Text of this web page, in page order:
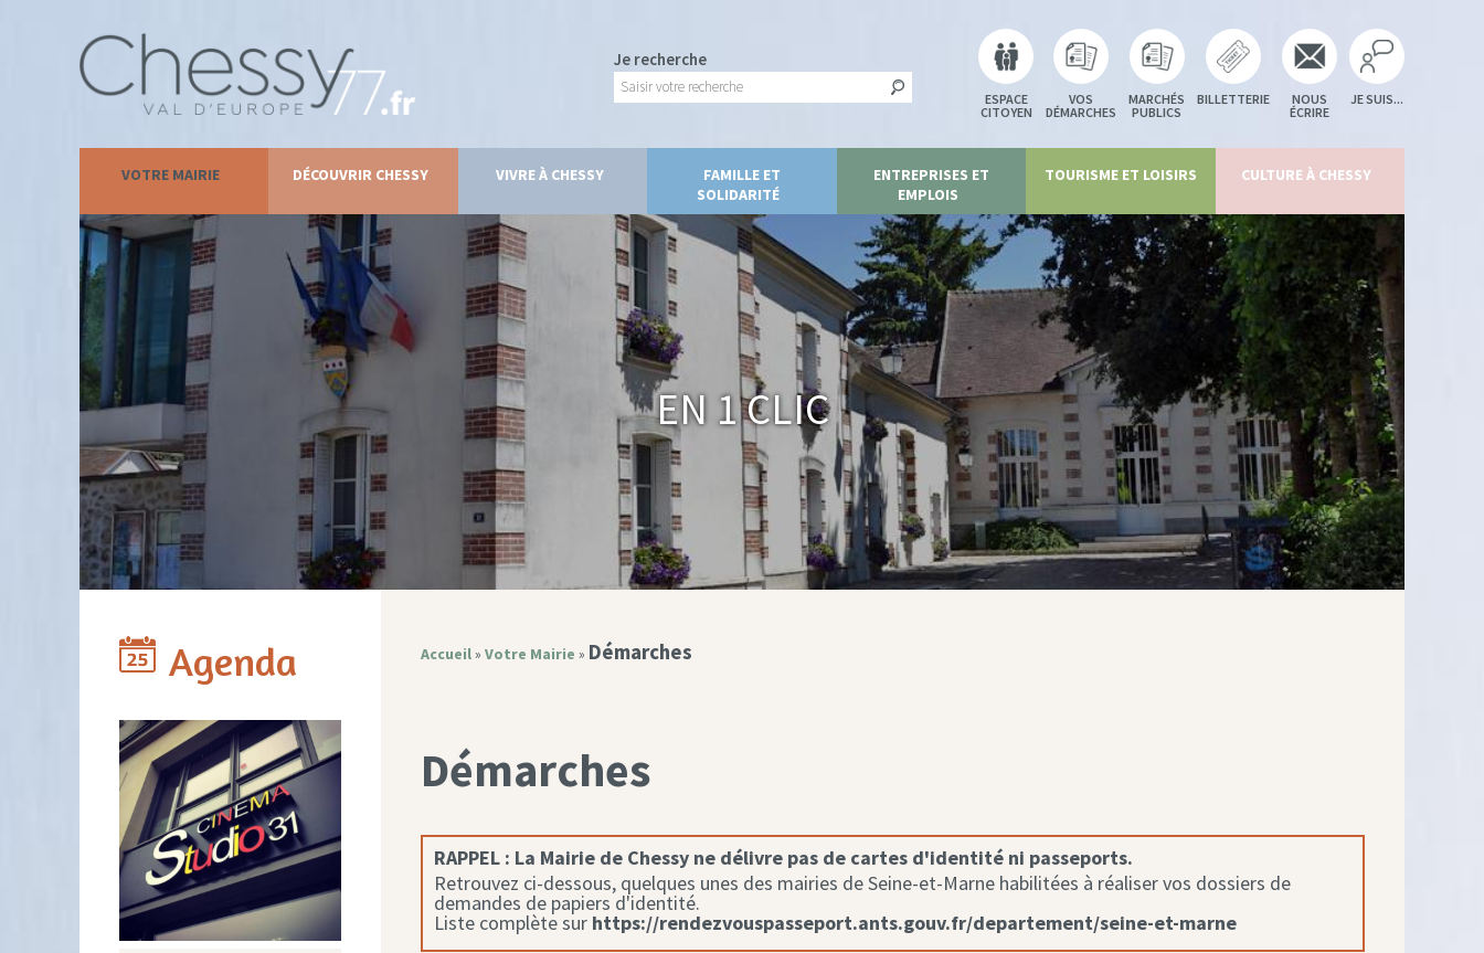
Je recherche
ESPACE
CITOYEN
VOS
DÉMARCHES
MARCHÉS
PUBLICS
BILLETTERIE
NOUS
ÉCRIRE
JE SUIS...
VOTRE MAIRIE DÉCOUVRIR CHESSY VIVRE À CHESSY
FAMILLE ET
SOLIDARITÉ
ENTREPRISES ET
EMPLOIS
TOURISME ET LOISIRS CULTURE À CHESSY
En 1 clic
Agenda Accueil» Votre Mairie » Démarches
Démarches
RAPPEL : La Mairie de Chessy ne délivre pas de cartes d'identité ni passeports.
Retrouvez ci-dessous, quelques unes des mairies de Seine-et-Marne habilitées à réaliser vos dossiers de
demandes de papiers d'identité.
Liste complète sur https://rendezvouspasseport.ants.gouv.fr/departement/seine-et-marne